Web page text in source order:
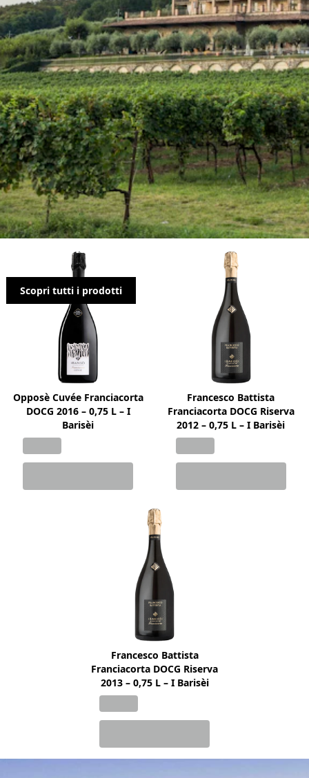
I Barisèi
Scopri tutti i prodotti
Opposè Cuvée Franciacorta
DOCG 2016 – 0,75 L – I
Barisèi
Francesco Battista
Franciacorta DOCG Riserva
2012 – 0,75 L – I Barisèi
Francesco Battista
Franciacorta DOCG Riserva
2013 – 0,75 L – I Barisèi